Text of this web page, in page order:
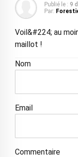
Publié le : 9
Par:
Voil&#224; au
maillot !
Nom
Email
Commentaire